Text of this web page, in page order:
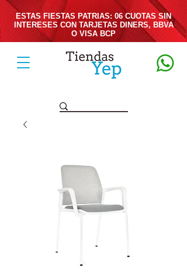
ESTAS FIESTAS PATRIAS: 06 CUOTAS SIN
INTERESES CON TARJETAS DINERS, BBVA
O VISA BCP